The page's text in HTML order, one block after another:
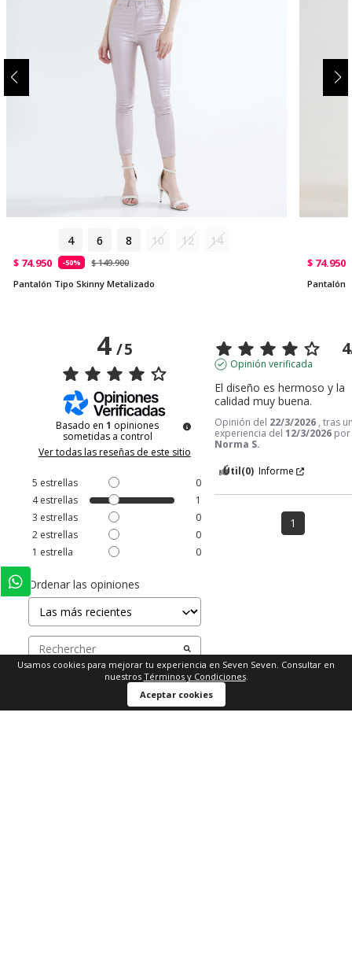
Comprar ahora
4 6 8 10 12 14
$ 74.950 -50%
$ 149.900
Pantalón Tipo Skinny Metalizado
$ 74.950
Pantalón
4/5
Basado en1 opiniones
sometidas a control
Ver todas las reseñas de este sitio
5 estrellas
0
4estrellas
1
3 estrellas
0
2 estrellas
0
1 estrella 0
Ordenar las opiniones
4
Opinión verificada
El diseño es hermoso y la
calidad muy buena.
Opinión del 22/3/2026 , tras
experiencia del12/3/2026 por
Norma S.
Útil(0) Informe
1
Usamos cookies para mejorar tu experiencia en Seven Seven. Consultar en
nuestros Términos y Condiciones.
Aceptar cookies